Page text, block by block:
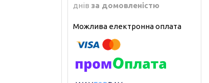
днів за домовленістю